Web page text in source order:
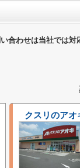
合わせは当社では対
クスリのアオ